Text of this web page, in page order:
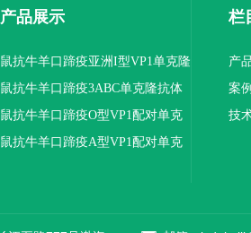
产品展示
鼠抗牛羊口蹄疫亚洲I型VP1单克隆
抗体
鼠抗牛羊口蹄疫3ABC单克隆抗体
鼠抗牛羊口蹄疫O型VP1配对单克
隆抗体
鼠抗牛羊口蹄疫A型VP1配对单克
栏
产
案
技